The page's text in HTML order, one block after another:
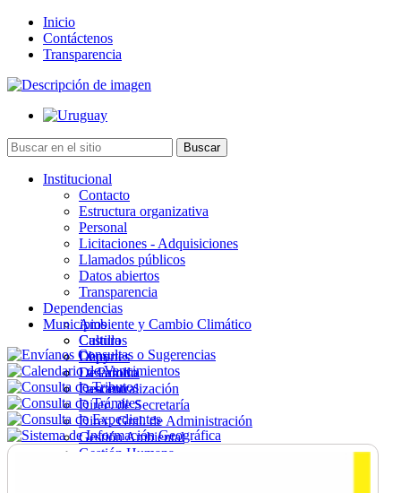
Inicio
Contáctenos
Transparencia
Institucional
Contacto
Estructura organizativa
Personal
Licitaciones - Adquisiciones
Llamados públicos
Datos abiertos
Transparencia
Dependencias
Ambiente y Cambio Climático
Cultura
Deportes
Desarrollo
Descentralización
Direc. de Secretaría
Direc. Gral. de Administración
Gestión Ambiental
Gestión Humana
Municipios
Castillos
Chuy
La Paloma
Lascano